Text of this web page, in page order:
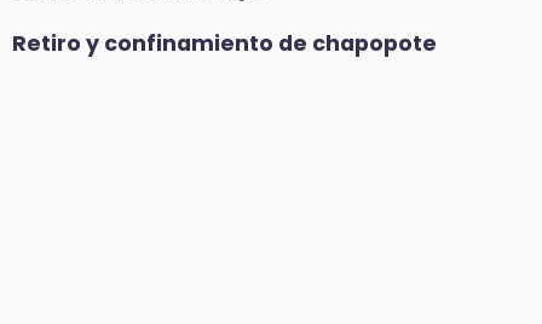
Retiro y confinamiento de chapopote